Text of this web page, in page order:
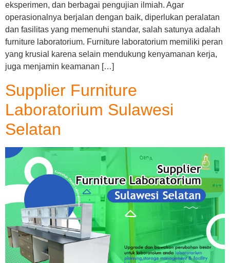
eksperimen, dan berbagai pengujian ilmiah. Agar
operasionalnya berjalan dengan baik, diperlukan peralatan
dan fasilitas yang memenuhi standar, salah satunya adalah
furniture laboratorium. Furniture laboratorium memiliki peran
yang krusial karena selain mendukung kenyamanan kerja,
juga menjamin keamanan […]
Supplier Furniture
Laboratorium Sulawesi
Selatan